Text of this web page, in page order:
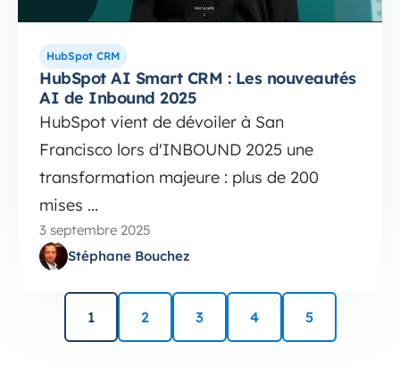
HubSpot CRM
HubSpot AI Smart CRM : Les nouveautés
AI de Inbound 2025
HubSpot vient de dévoiler à San
Francisco lors d'INBOUND 2025 une
transformation majeure : plus de 200
mises ...
3 septembre 2025
Stéphane Bouchez
1 2 3 4 5